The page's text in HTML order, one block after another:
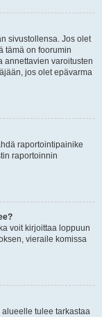
sivustollensa. Jos olet
tämä on foorumin
annettavien varoitusten
jos olet epävarma
raportointipainike
raportoinnin
voit kirjoittaa loppuun
vieraile komissa
tulee tarkastaa